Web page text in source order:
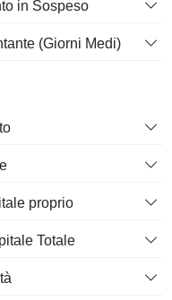
in Sospeso
(Giorni Medi)
proprio
Totale